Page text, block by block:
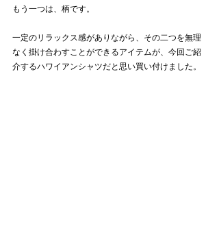
もう一つは、柄です。
一定のリラックス感がありながら、その二つを無理
なく掛け合わすことができるアイテムが、今回ご紹
介するハワイアンシャツだと思い買い付けました。